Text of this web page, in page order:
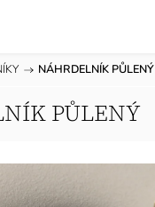
/ NÁHRDELNÍK PŮLENÝ
PŮLENÝ